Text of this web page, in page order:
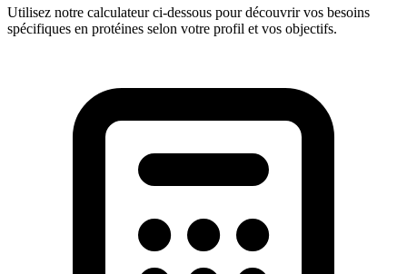
Utilisez notre calculateur ci-dessous pour découvrir vos besoins
spécifiques en protéines selon votre profil et vos objectifs.